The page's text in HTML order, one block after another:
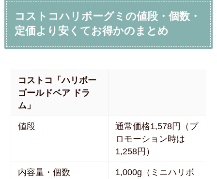
コストコハリボーグミの値段・個数・
定価より安くてお得かのまとめ
コストコ「ハリボー
ゴールドベア ドラ
ム」
値段
通常価格1,578円（プ
ロモーション時は
1,258円）
内容量・個数
1,000g（ミニハリボ